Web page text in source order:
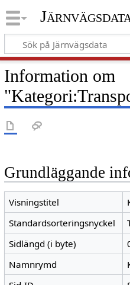
Information om
Grundläggande
Visningstitel
Standardsorteringsnyckel
Sidlängd (i byte)
Namnrymd